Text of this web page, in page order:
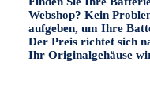
Webshop? Kein
aufgeben, um Ihre
Der Preis richtet sich
Ihr Originalgehäuse